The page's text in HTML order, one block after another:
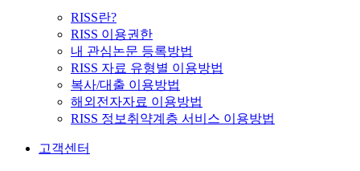
RISS란?
RISS 이용권한
내 관심논문 등록방법
RISS 자료 유형별 이용방법
복사/대출 이용방법
해외전자자료 이용방법
RISS 정보취약계층 서비스 이용방법
고객센터